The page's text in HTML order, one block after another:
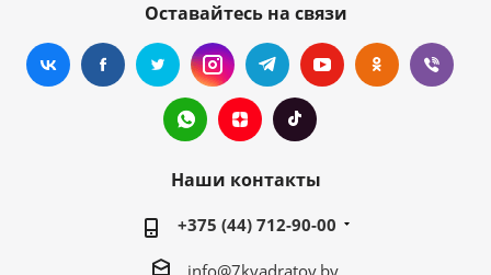
Оставайтесь на связи
Наши контакты
+375 (44) 712-90-00
info@7kvadratov.by